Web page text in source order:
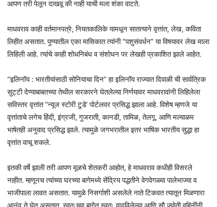
आपण तरी पेलून दाखवू की नाही याची मला शंका वाटते.
माधवराव काही वर्तमानपत्रे, नियतकालिके यामधून सातत्याने वृत्तांत, लेख, कविता
लिहीत असतात. पुण्यातील एका मासिकात त्यांनी “पशुसंवर्धन” या विषयावर लेख माला
लिहिली आहे. त्यांचे काही शोधनिबंध व संशोधन पर लेखही प्रकाशित झाले आहेत.⁠
“इलिनॉय : भारतीयांसाठी सोनियाचा दिन” हा इलिनॉय राज्यात दिवाळी ची सार्वत्रिक
सुट्टी देण्याबाबतच्या तेथील सरकारने घेतलेल्या निर्णयावर माधवरावांनी लिहिलेला
सविस्तर वृत्तांत “न्यूज स्टोरी टुडे’ पोर्टलवर प्रसिद्ध झाला आहे. विशेष म्हणजे या
वृत्तांताचे लगेच हिंदी, इंग्रजी, गुजराती, कानडी, तामिळ, तेलगू, आणि मल्याळम
भाषेतही अनुवाद प्रसिद्ध झाले. त्यामुळे जगभरातील इतर भाषिक भारतीय सुद्धा हा
वृत्तांत वाचू शकले.
इतकी वर्षे झाली तरी आपण मूळचे शेतकरी आहोत, हे माधवराव कधीही विसरले
नाहीत. म्हणूनच त्यांच्या घरच्या बागेमध्ये सेंद्रिय पद्धतीने वेगवेगळ्या पालेभाज्या व
भाजीपाला लावत असतात. यामुळे निसर्गाशी असलेले नाते टिकवत त्यातून मिळणारा
आनंद ते घेत असतात. स्वतःच्या बागेत स्वतः वाढविलेल्या आणि सौ ज्योती वहिनींनी